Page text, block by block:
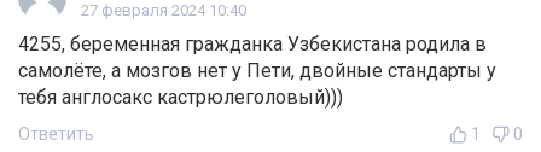
27 февраля 2024 10:40
4255, беременная гражданка Узбекистана родила в
самолёте, а мозгов нет у Пети, двойные стандарты у
тебя англосакс кастрюлеголовый)))
Ответить 1 0